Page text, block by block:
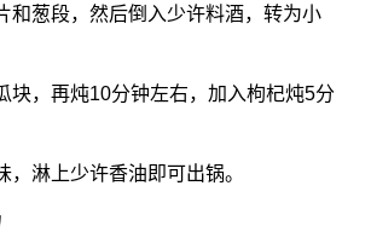
和葱段，然后倒入少许料酒，转为小
块，再炖10分钟左右，加入枸杞炖5分
，淋上少许香油即可出锅。